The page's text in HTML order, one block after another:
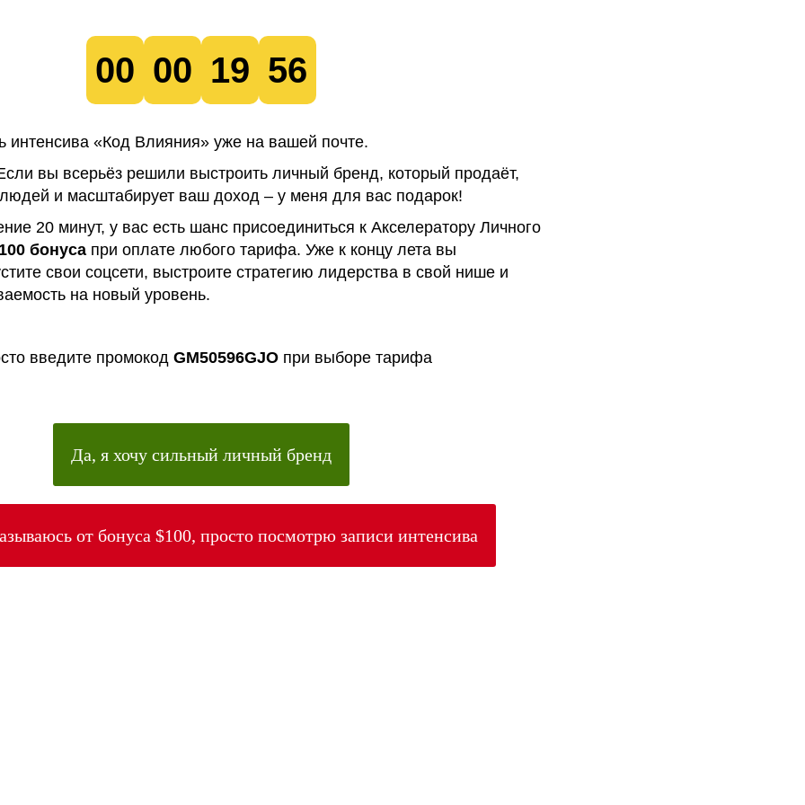
00 00 19 55
интенсива «Код Влияния» уже на вашей почте.
вы всерьёз решили выстроить личный бренд, который продаёт,
и масштабирует ваш доход – у меня для вас подарок!
20 минут, у вас есть шанс присоединиться к Акселератору Личного
бонуса при оплате любого тарифа. Уже к концу лета вы
свои соцсети, выстроите стратегию лидерства в свой нише и
на новый уровень.
введите промокод GM50596GJOпри выборе тарифа
Да, я хочу сильный личный бренд
от бонуса $100, просто посмотрю записи интенсива